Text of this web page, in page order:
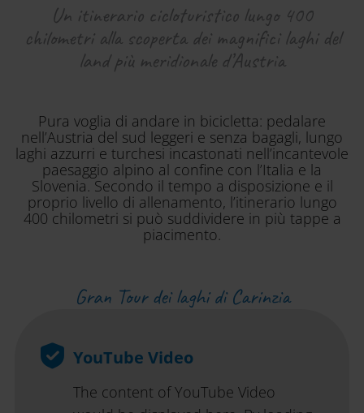
Un itinerario cicloturistico lungo 400
chilometri alla scoperta dei magnifici laghi del
land più meridionale d’Austria
Pura voglia di andare in bicicletta: pedalare
nell’Austria del sud leggeri e senza bagagli, lungo
laghi azzurri e turchesi incastonati nell’incantevole
paesaggio alpino al confine con l’Italia e la
Slovenia. Secondo il tempo a disposizione e il
proprio livello di allenamento, l’itinerario lungo
400 chilometri si può suddividere in più tappe a
piacimento.
Gran Tour dei laghi di Carinzia
YouTube Video
The content of YouTube Video